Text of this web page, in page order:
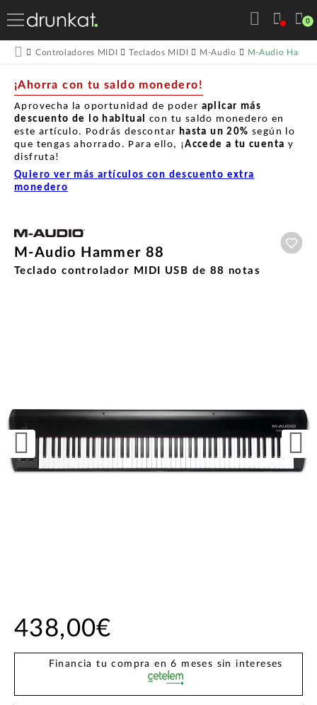
0
Controladores MIDI Teclados MIDI M-Audio M-Audio
¡Ahorra con tu saldo monedero!
Aprovecha la oportunidad de poder aplicar más
descuento de lo habitual con tu saldo monedero en
este artículo. Podrás descontar hasta un 20% según lo
que tengas ahorrado. Para ello, ¡Accede a tu cuenta y
disfruta!
Quiero ver más artículos con descuento extra
monedero
M-Audio Hammer 88
Teclado controlador MIDI USB de 88 notas
438,00€
Financia tu compra en 6 meses sin intereses